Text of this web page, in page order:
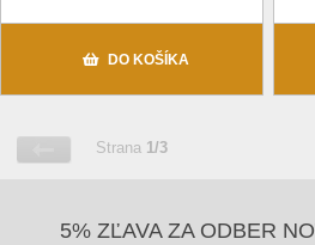
DO KOŠÍKA
Strana 1/3
5% ZĽAVA ZA ODBER